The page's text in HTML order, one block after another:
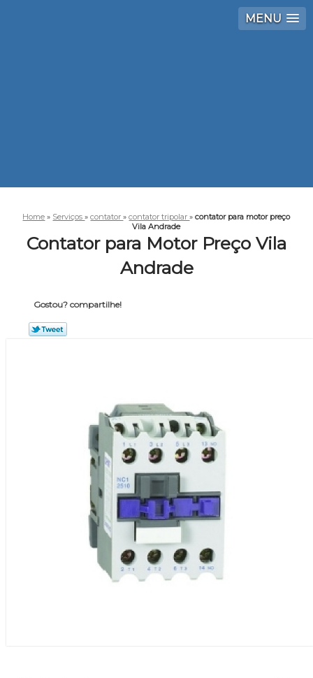
MENU
Home » Serviços»contator»contator tripolar»contator para motor preço
Vila Andrade
Contator para Motor Preço Vila
Andrade
Gostou? compartilhe!